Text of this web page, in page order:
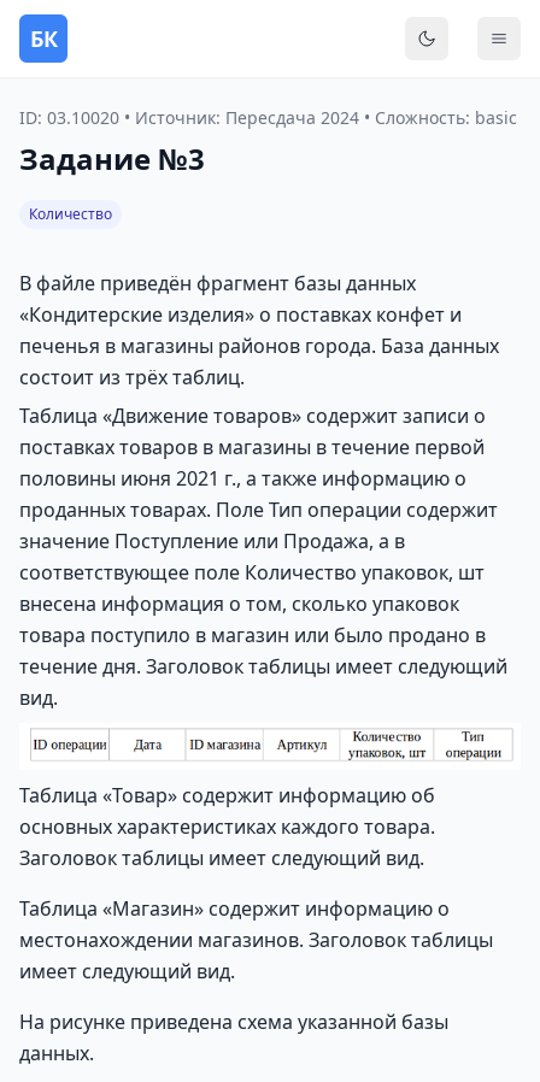
БК
ID: 03.10020 • Источник: Пересдача 2024 • Сложность: basic
Задание №3
Количество
В файле приведён фрагмент базы данных
«Кондитерские изделия» о поставках конфет и
печенья в магазины районов города. База данных
состоит из трёх таблиц.
Таблица «Движение товаров» содержит записи о
поставках товаров в магазины в течение первой
половины июня 2021 г., а также информацию о
проданных товарах. Поле Тип операции содержит
значение Поступление или Продажа, а в
соответствующее поле Количество упаковок, шт
внесена информация о том, сколько упаковок
товара поступило в магазин или было продано в
течение дня. Заголовок таблицы имеет следующий
вид.
Таблица «Товар» содержит информацию об
основных характеристиках каждого товара.
Заголовок таблицы имеет следующий вид.
Таблица «Магазин» содержит информацию о
местонахождении магазинов. Заголовок таблицы
имеет следующий вид.
На рисунке приведена схема указанной базы
данных.